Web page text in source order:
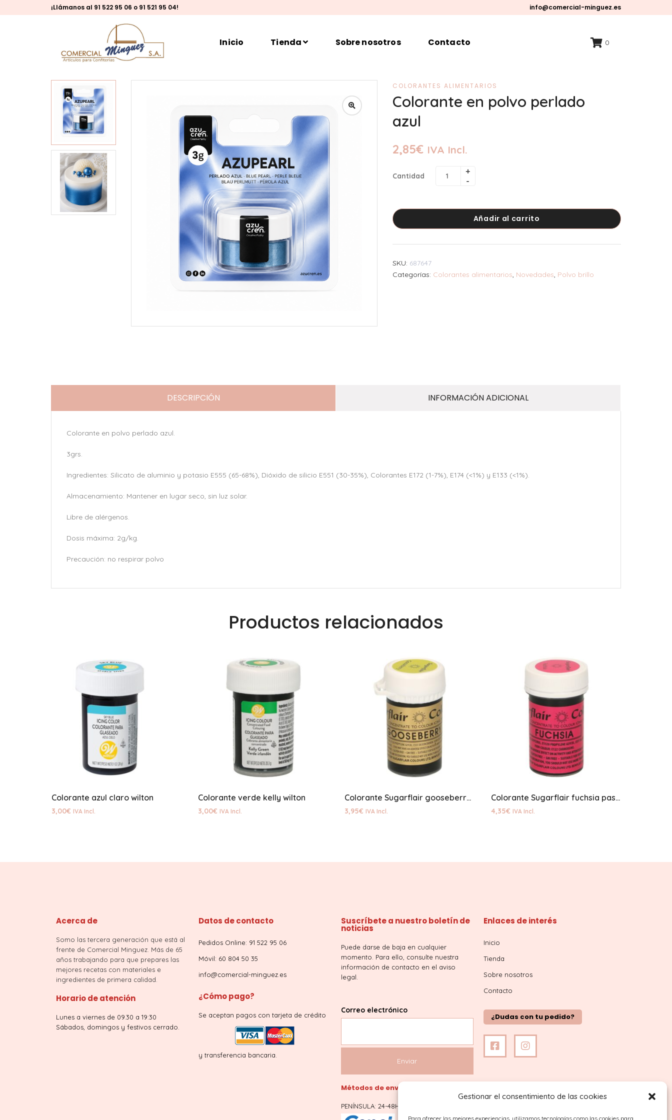
Gestionar el consentimiento de las cookies
Para ofrecer las mejores experiencias, utilizamos tecnologías como las cookies para
¡Llámanos al 91 522 95 06 o 91 521 95 04! info@comercial-minguez.es
Inicio Tienda Sobre nosotros Contacto 0
COLORANTES ALIMENTARIOS
Colorante en polvo perlado
azul
2,85€ IVA Incl.
Cantidad
Añadir al carrito
SKU: 687647
Categorías: Colorantes alimentarios, Novedades, Polvo brillo
DESCRIPCIÓN INFORMACIÓN ADICIONAL
Colorante en polvo perlado azul.
3grs.
Ingredientes: Silicato de aluminio y potasio E555 (65-68%), Dióxido de silicio E551 (30-35%), Colorantes E172 (1-7%), E174 (<1%) y E133 (<1%).
Almacenamiento: Mantener en lugar seco, sin luz solar.
Libre de alérgenos.
Dosis máxima: 2g/kg.
Precaución: no respirar polvo
Productos relacionados
Colorante azul claro wilton
3,00€ IVA Incl.
Colorante verde kelly wilton
3,00€ IVA Incl.
Colorante Sugarflair gooseberry pasta
3,95€ IVA Incl.
Colorante Sugarflair fuchsia pasta
4,35€ IVA Incl.
Acerca de
Somo las tercera generación que está al
frente de Comercial Minguez. Más de 65
años trabajando para que prepares las
mejores recetas con materiales e
ingredientes de primera calidad.
Horario de atención
Lunes a viernes de 09.30 a 19:30
Sábados, domingos y festivos cerrado.
Datos de contacto
Pedidos Online: 91 522 95 06
Móvil: 60 804 50 35
info@comercial-minguez.es
¿Cómo pago?
Se aceptan pagos con tarjeta de crédito
y transferencia bancaria.
Suscríbete a nuestro boletín de
noticias
Puede darse de baja en cualquier
momento. Para ello, consulte nuestra
información de contacto en el aviso
legal.
Correo electrónico
Métodos de envío
PENÍNSULA: 24-48H
Enlaces de interés
Inicio
Tienda
Sobre nosotros
Contacto
¿Dudas con tu pedido?